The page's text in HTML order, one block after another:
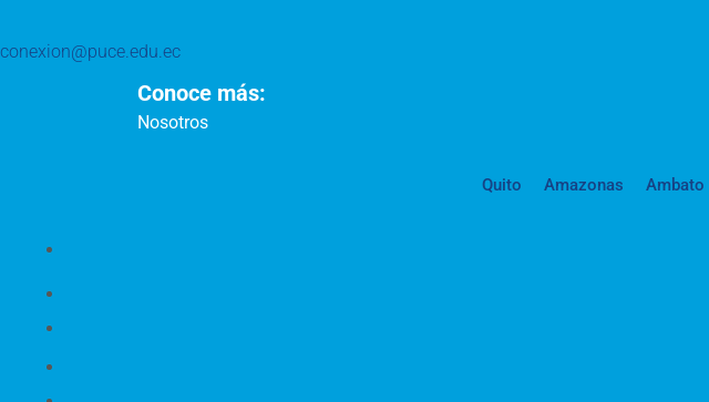
conexion@puce.edu.ec
Conoce más:
Nosotros
Quito Amazonas Ambato